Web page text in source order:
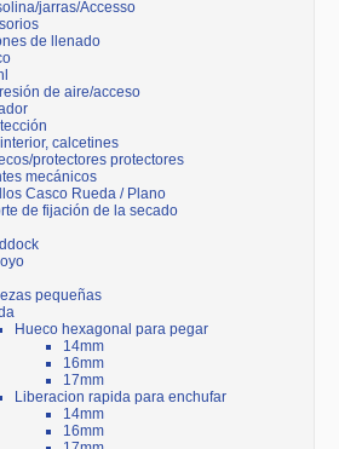
jarras/Accesso
de llenado
de aire/acceso
calcetines
protectores protectores
mecánicos
Casco Rueda / Plano
de fijación de la secado
pequeñas
Hueco hexagonal para pegar
14mm
16mm
17mm
Liberacion rapida para enchufar
14mm
16mm